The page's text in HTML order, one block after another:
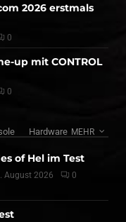
2026 erstmals
0
up mit CONTROL
0
Hardware MEHR
of Hel im Test
August 2026 0